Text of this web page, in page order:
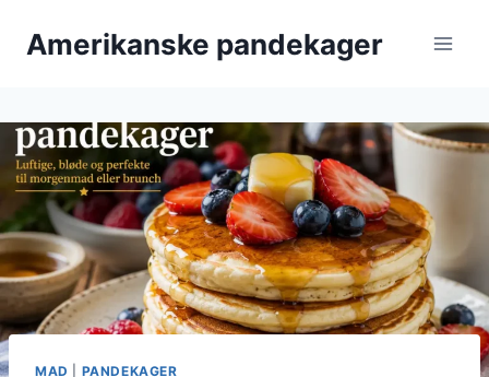
Amerikanske pandekager
MAD PANDEKAGER